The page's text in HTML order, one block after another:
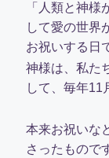
「人類と神
して愛の世界
お祝いする日
神様は、私た
して、毎年11
本来お祝いな
さったもので